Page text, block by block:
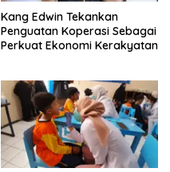
Kang Edwin Tekankan
Penguatan Koperasi Sebagai
Perkuat Ekonomi Kerakyatan